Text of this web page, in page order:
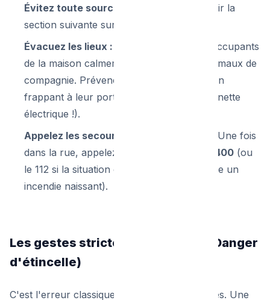
Évitez toute source d'inflammation :
(Voir la
section suivante sur les interdits absolus).
Évacuez les lieux : Faites sortir tous les occupants
de la maison calmement, y compris les animaux de
compagnie. Prévenez vos voisins directs en
frappant à leur porte (n'utilisez pas la sonnette
électrique !).
Appelez les secours depuis l'extérieur :
Une fois
dans la rue, appelez
Sibelga au 0800 19 400 (ou
le 112 si la situation est déjà critique, comme un
incendie naissant).
Les gestes strictement interdits (Danger
d'étincelle)
C'est l'erreur classique qui cause des tragédies. Une